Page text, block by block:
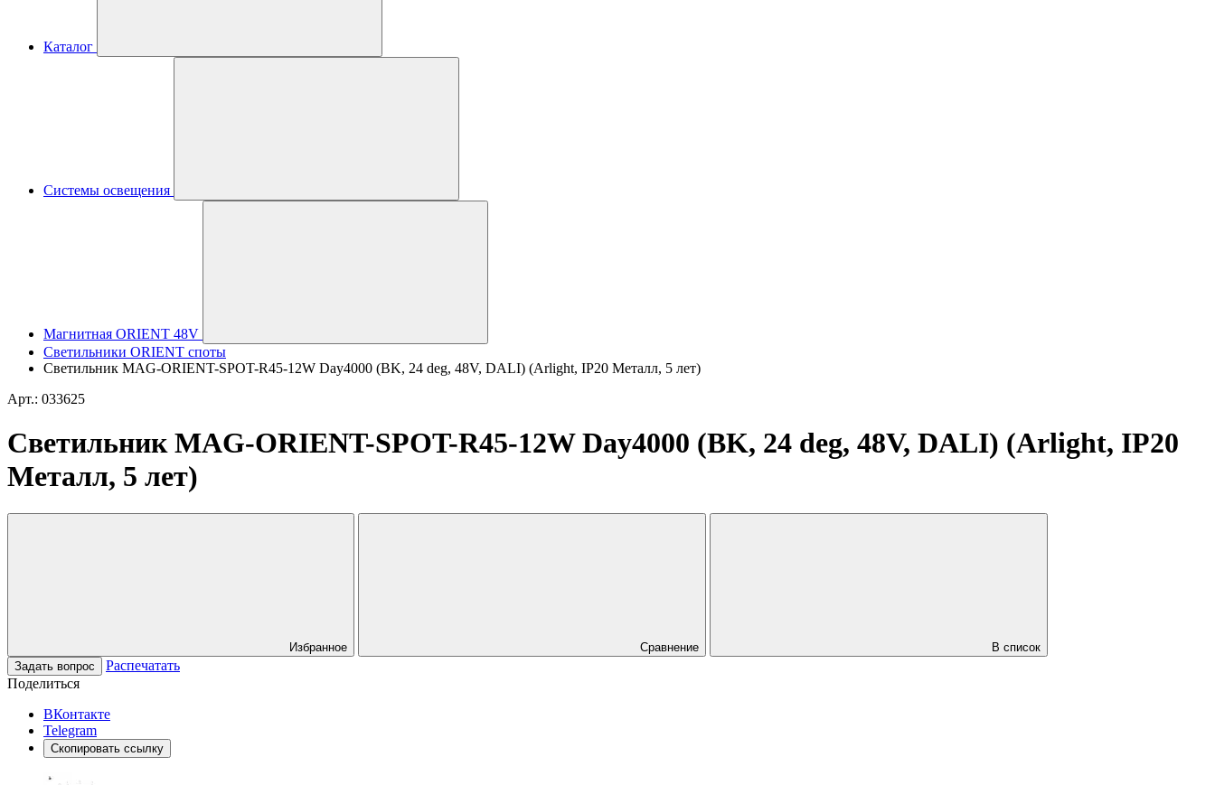
Каталог
Системы освещения
Магнитная ORIENT 48V
Светильники ORIENT споты
Светильник MAG-ORIENT-SPOT-R45-12W Day4000 (BK, 24 deg, 48V, DALI) (Arlight, IP20 Металл, 5 лет)
Арт.: 033625
Светильник MAG-ORIENT-SPOT-R45-12W Day4000 (BK, 24 deg, 48V, DALI) (Arlight, IP20
Металл, 5 лет)
Избранное Сравнение
В список
Задать вопрос
Распечатать
Поделиться
ВКонтакте
Telegram
Скопировать ссылку